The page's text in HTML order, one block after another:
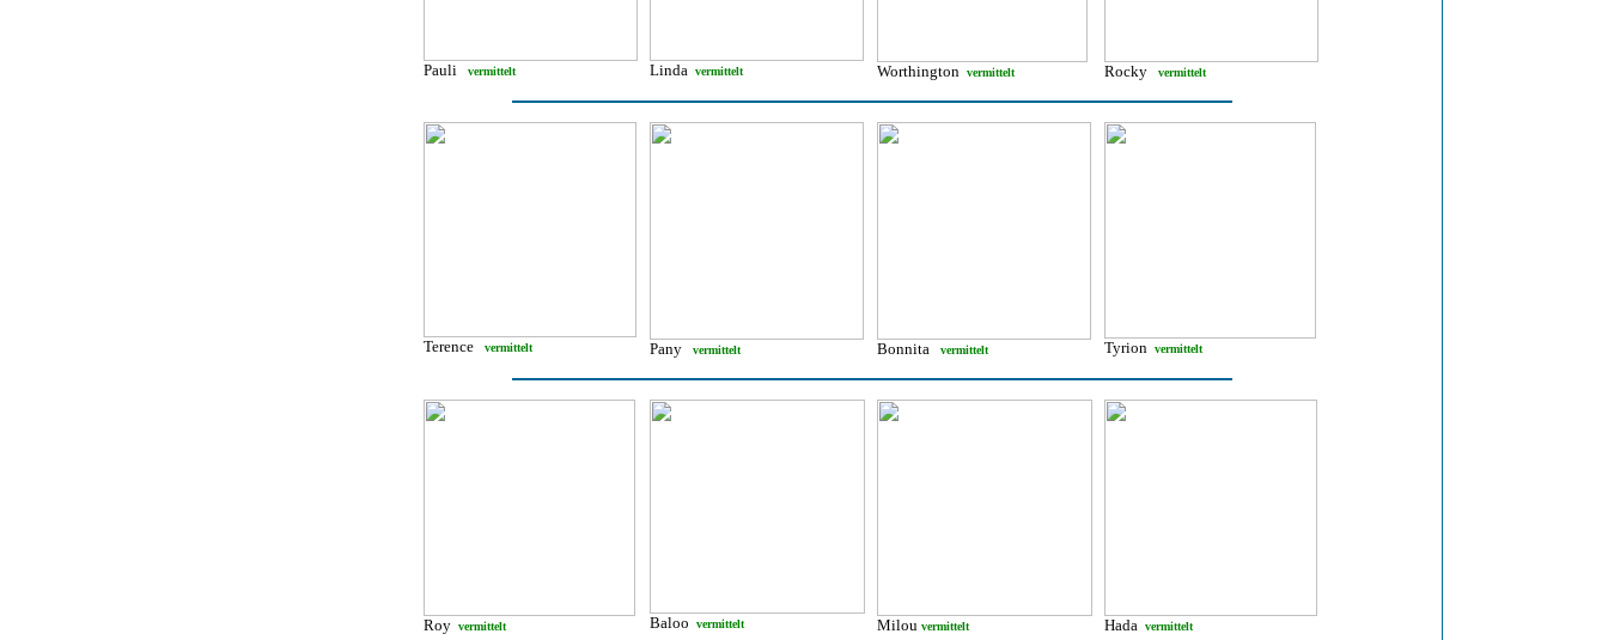
Pauli vermittelt Linda vermittelt Worthington vermittelt Rocky vermittelt
Terence vermittelt Pany vermittelt Bonnita vermittelt Tyrion vermittelt
Roy vermittelt Baloo vermittelt Milou vermittelt Hada vermittelt